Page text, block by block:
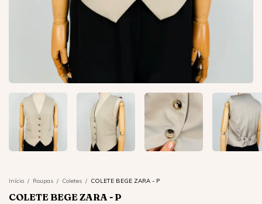
Início / Roupas / Coletes / COLETE BEGE ZARA - P
COLETE BEGE ZARA - P